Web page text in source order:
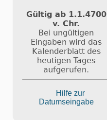
Gültig ab 1.1.4700
v. Chr.
Bei ungültigen
Eingaben wird das
Kalenderblatt des
heutigen Tages
aufgerufen.
Hilfe zur
Datumseingabe